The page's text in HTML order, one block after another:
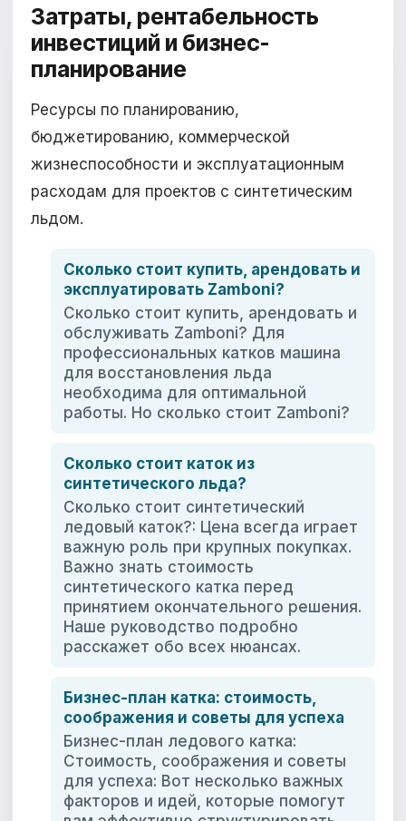
Затраты, рентабельность
инвестиций и бизнес-
планирование
Ресурсы по планированию,
бюджетированию, коммерческой
жизнеспособности и эксплуатационным
расходам для проектов с синтетическим
льдом.
Сколько стоит купить, арендовать и
эксплуатировать Zamboni?
Сколько стоит купить, арендовать и
обслуживать Zamboni? Для
профессиональных катков машина
для восстановления льда
необходима для оптимальной
работы. Но сколько стоит Zamboni?
Сколько стоит каток из
синтетического льда?
Сколько стоит синтетический
ледовый каток?: Цена всегда играет
важную роль при крупных покупках.
Важно знать стоимость
синтетического катка перед
принятием окончательного решения.
Наше руководство подробно
расскажет обо всех нюансах.
Бизнес-план катка: стоимость,
соображения и советы для успеха
Бизнес-план ледового катка:
Стоимость, соображения и советы
для успеха: Вот несколько важных
факторов и идей, которые помогут